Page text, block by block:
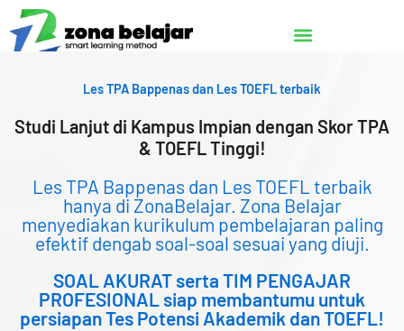
Lewati
ke
konten
Les TPA Bappenas dan Les TOEFL terbaik
Studi Lanjut di Kampus Impian dengan Skor TPA
& TOEFL Tinggi!
Les TPA Bappenas dan Les TOEFL terbaik
hanya di ZonaBelajar. Zona Belajar
menyediakan kurikulum pembelajaran paling
efektif dengab soal-soal sesuai yang diuji.
SOAL AKURAT serta TIM PENGAJAR
PROFESIONAL siap membantumu untuk
persiapan Tes Potensi Akademik dan TOEFL!